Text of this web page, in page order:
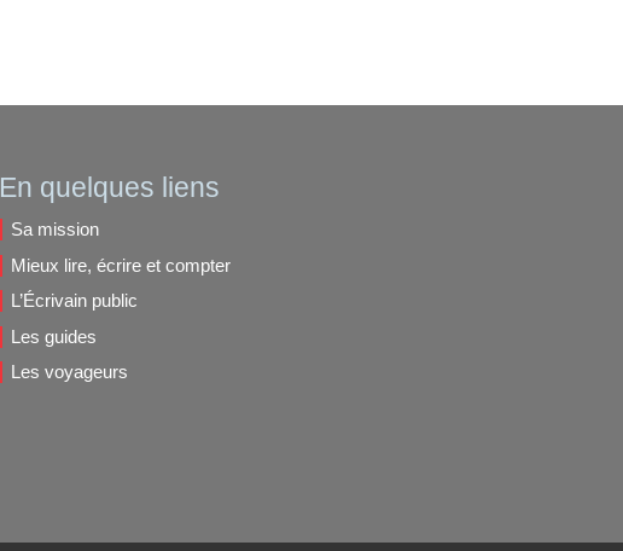
En quelques liens
Sa mission
Mieux lire, écrire et compter
L’Écrivain public
Les guides
Les voyageurs